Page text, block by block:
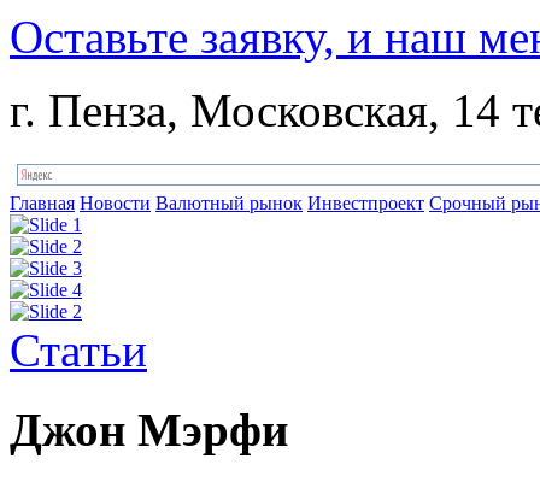
Оставьте заявку, и наш
г. Пенза, Московская, 14
Главная Новости Валютный рынок Инвестпроект Срочный
Статьи
Джон Мэрфи